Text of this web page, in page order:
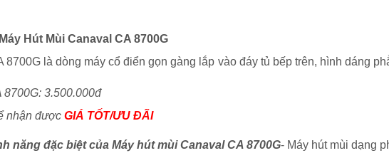
Hút Mùi Canaval CA 8700G
8700G là dòng máy cổ điển gọn gàng lắp vào đáy tủ bếp trên, hình dáng
8700G: 3.500.000đ
nhận được GIÁ TỐT/ƯU ĐÃI
năng đặc biệt của Máy hút mùi Canaval CA 8700G- Máy hút mùi dạng